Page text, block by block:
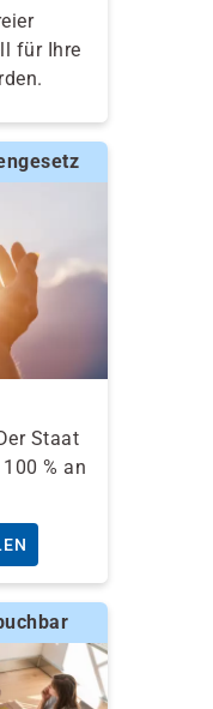
für Ihre
Staat
% an